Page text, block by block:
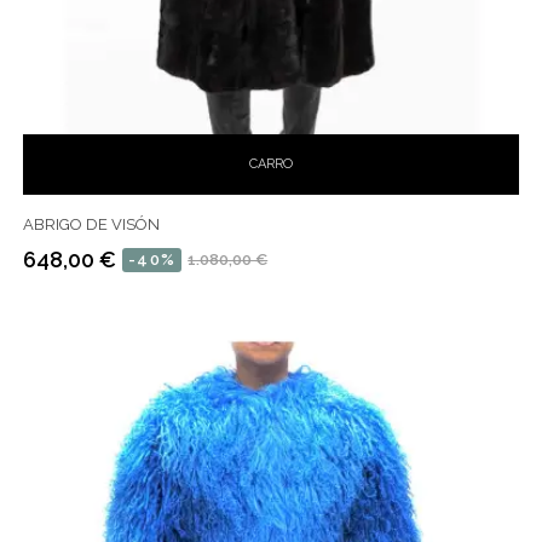
CARRO
ABRIGO DE VISÓN
Precio
1.080,00 €
-40%
Precio
648,00 €